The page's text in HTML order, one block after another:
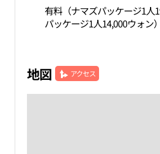
有料（ナマズパッケージ1人
パッケージ1人14,000ウォン）
地図 アクセス